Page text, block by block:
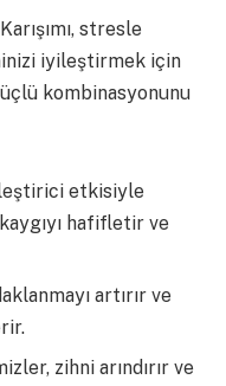
stresle
iyileştirmek için
kombinasyonunu
etkisiyle
hafifletir ve
artırır ve
zihni arındırır ve